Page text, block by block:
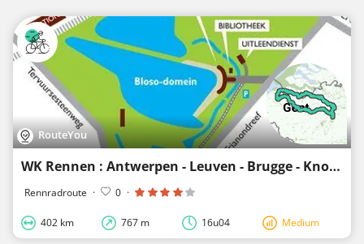
RouteYou
WK Rennen : Antwerpen - Leuven - Brugge - Knokke-Heist
Rennradroute · 0 ·
402 km 767 m 16u04 Medium